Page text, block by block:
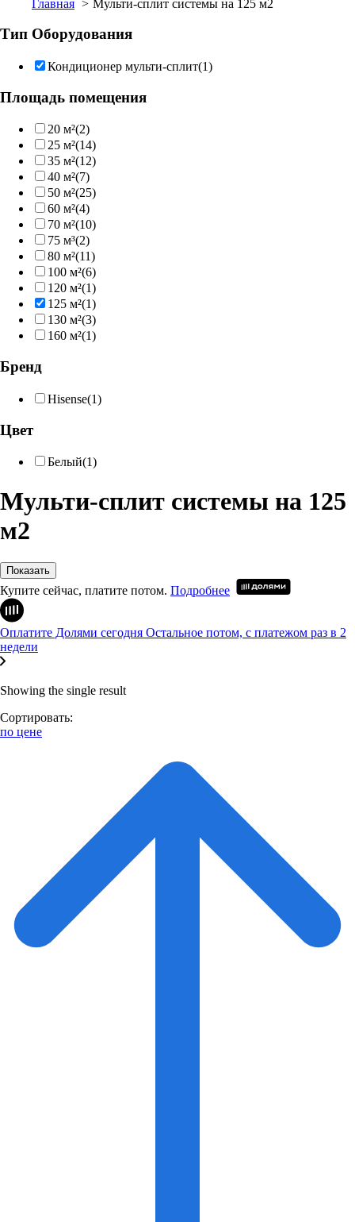
Главная Мульти-сплит системы на 125 м2
Тип Оборудования
Кондиционер мульти-сплит(1)
Площадь помещения
20 м²(2)
25 м²(14)
35 м²(12)
40 м²(7)
50 м²(25)
60 м²(4)
70 м²(10)
75 м³(2)
80 м²(11)
100 м²(6)
120 м²(1)
125 м²(1)
130 м²(3)
160 м²(1)
Бренд
Hisense(1)
Цвет
Белый(1)
Мульти-сплит системы на 125
м2
Показать
Купите сейчас, платите потом. Подробнее
Оплатите Долями сегодня Остальное потом, с платежом раз в 2
недели
Showing the single result
Сортировать:
по цене